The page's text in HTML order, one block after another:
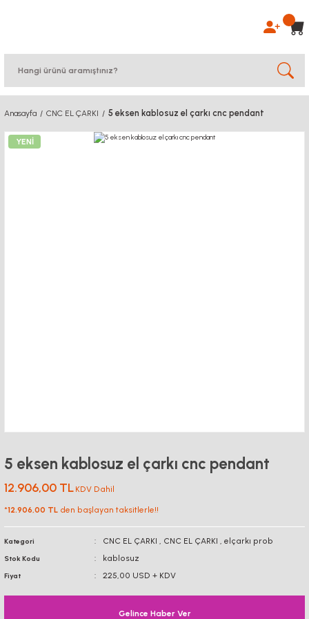
Anasayfa CNC EL ÇARKI 5 eksen kablosuz el çarkı cnc pendant
YENİ
5 eksen kablosuz el çarkı cnc pendant
12.906,00 TL KDV Dahil
*12.906,00 TL den başlayan taksitlerle!!
Kategori CNC EL ÇARKI , CNC EL ÇARKI , elçarkı prob
Stok Kodu kablosuz
Fiyat 225,00 USD + KDV
Gelince Haber Ver